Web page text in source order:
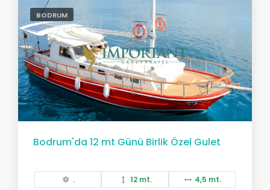
BODRUM
Bodrum'da 12 mt Günü Birlik Özel Gulet
. 12 mt. 4,5 mt.